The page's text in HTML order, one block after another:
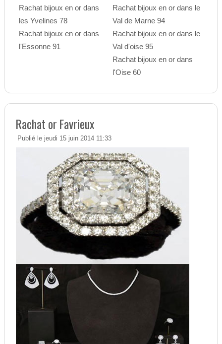
Rachat bijoux en or dans
les Yvelines 78
Rachat bijoux en or dans
l'Essonne 91
Rachat bijoux en or dans le
Val de Marne 94
Rachat bijoux en or dans le
Val d'oise 95
Rachat bijoux en or dans
l'Oise 60
Rachat or Favrieux
Publié le jeudi 15 juin 2014 11:33